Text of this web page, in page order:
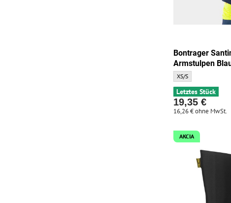
Bontrager
Armstulpen
Bontrager Santini
XS/S
Letztes Stück
19,35 €
16,26 €ohne MwSt.
AKCIA